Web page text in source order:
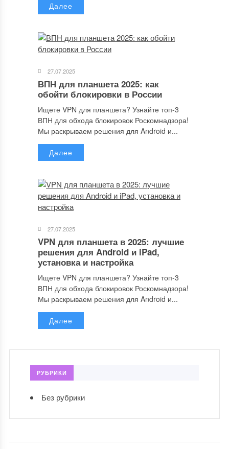
последующих моих комментариев.
Отправляя сообщение, Вы разрешаете сбор и обработку
персональных данных.Политика конфиденциальности
Далее
27.07.2025
ВПН для планшета 2025: как
обойти блокировки в России
Ищете VPN для планшета? Узнайте топ-3
ВПН для обхода блокировок Роскомнадзора!
Мы раскрываем решения для Android и...
Далее
27.07.2025
VPN для планшета в 2025: лучшие
решения для Android и iPad,
установка и настройка
Ищете VPN для планшета? Узнайте топ-3
ВПН для обхода блокировок Роскомнадзора!
Мы раскрываем решения для Android и...
Далее
РУБРИКИ
Без рубрики